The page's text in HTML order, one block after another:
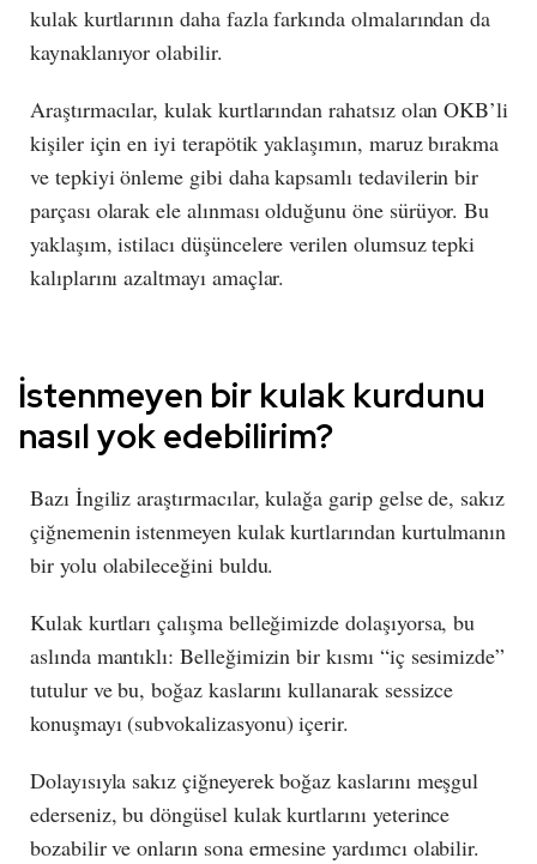
kulak kurtlarının daha fazla farkında olmalarından da
kaynaklanıyor olabilir.
Araştırmacılar, kulak kurtlarından rahatsız olan OKB’li
kişiler için en iyi terapötik yaklaşımın, maruz bırakma
ve tepkiyi önleme gibi daha kapsamlı tedavilerin bir
parçası olarak ele alınması olduğunu öne sürüyor. Bu
yaklaşım, istilacı düşüncelere verilen olumsuz tepki
kalıplarını azaltmayı amaçlar.
İstenmeyen bir kulak kurdunu
nasıl yok edebilirim?
Bazı İngiliz araştırmacılar, kulağa garip gelse de, sakız
çiğnemenin istenmeyen kulak kurtlarından kurtulmanın
bir yolu olabileceğini buldu.
Kulak kurtları çalışma belleğimizde dolaşıyorsa, bu
aslında mantıklı: Belleğimizin bir kısmı “iç sesimizde”
tutulur ve bu, boğaz kaslarını kullanarak sessizce
konuşmayı (subvokalizasyonu) içerir.
Dolayısıyla sakız çiğneyerek boğaz kaslarını meşgul
ederseniz, bu döngüsel kulak kurtlarını yeterince
bozabilir ve onların sona ermesine yardımcı olabilir.